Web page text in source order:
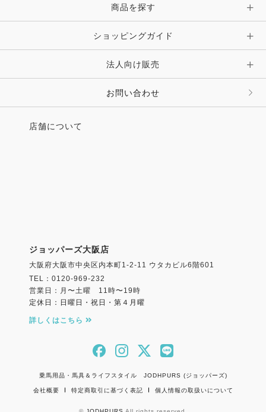
時計・財布・キーケース・革小物
キーホルダー・チャーム・ストラップ
その他 ファッション雑貨
ピン・ブローチ・コサージュ
その他 アクセサリー
商品を探す
ショッピングガイド
法人向け販売
お問い合わせ
店舗について
ジョッパーズ大阪店
大阪府大阪市中央区内本町1-2-11 ウタカビル6階601
TEL：0120-969-232
営業日：月〜土曜 11時〜19時
定休日：日曜日・祝日・第４月曜
詳しくはこちら
乗馬用品・馬具＆ライフスタイル JODHPURS (ジョッパーズ)
会社概要 特定商取引に基づく表記 個人情報の取扱いについて